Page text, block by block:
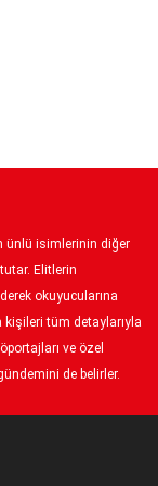
ünlü isimlerinin diğer
Elitlerin
okuyucularına
tüm detaylarıyla
ve özel
de belirler.